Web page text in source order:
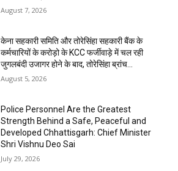
August 7, 2026
केना सहकारी समिति और तोरेसिंहा सहकारी बैंक के
कर्मचारियों के करोड़ो के KCC फर्जीवाड़े में चल रही
जुगलबंदी उजागर होने के बाद, तोरेसिंहा ब्रांच...
August 5, 2026
Police Personnel Are the Greatest
Strength Behind a Safe, Peaceful and
Developed Chhattisgarh: Chief Minister
Shri Vishnu Deo Sai
July 29, 2026